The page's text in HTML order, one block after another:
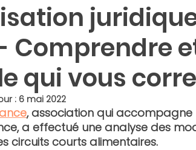
Comprendre
qui vous
: 6 mai 2022
, association qui
a effectué une analyse des
circuits courts alimentaires.